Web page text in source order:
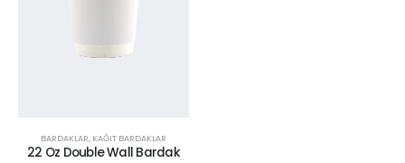
BARDAKLAR, KAĞIT BARDAKLAR
22 Oz Double Wall Bardak